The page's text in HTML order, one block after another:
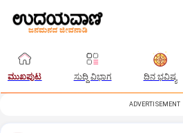
ಮುಖಪುಟ ಸುದ್ದಿ ವಿಭಾಗ ದಿನ ಭವಿಷ್ಯ
ADVERTISEMENT